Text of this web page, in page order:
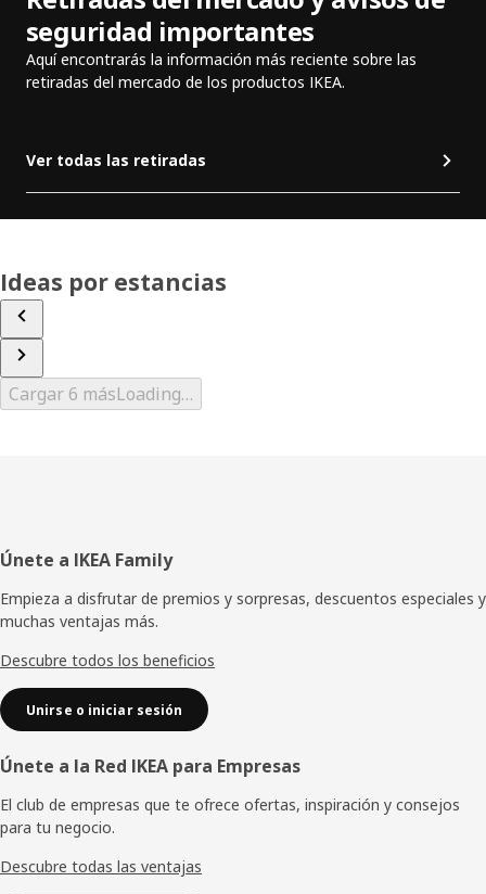
seguridad importantes
Aquí encontrarás la información más reciente sobre las
retiradas del mercado de los productos IKEA.
Ver todas las retiradas
Ideas por estancias
Cargar 6 másLoading…
Pie
de
página
Únete a IKEA Family
Empieza a disfrutar de premios y sorpresas, descuentos especiales y
muchas ventajas más.
Descubre todos los beneficios
Unirse o iniciar sesión
Únete a la Red IKEA para Empresas
El club de empresas que te ofrece ofertas, inspiración y consejos
para tu negocio.
Descubre todas las ventajas